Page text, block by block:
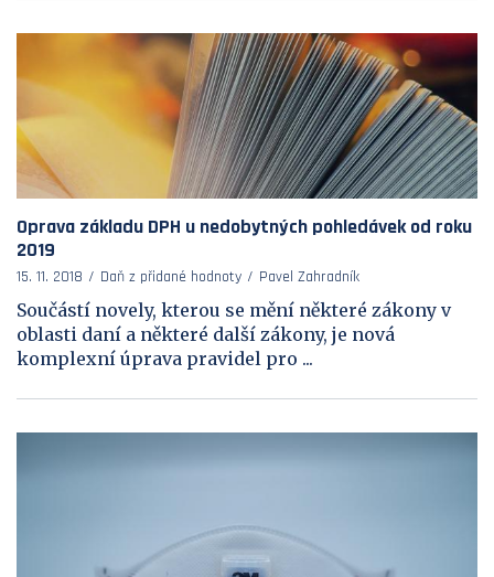
Oprava základu DPH u nedobytných pohledávek od roku
2019
15. 11. 2018 Daň z přidané hodnoty Pavel Zahradník
Součástí novely, kterou se mění některé zákony v
oblasti daní a některé další zákony, je nová
komplexní úprava pravidel pro ...